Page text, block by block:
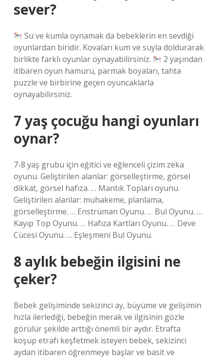
sever?
Su ve kumla oynamak da bebeklerin en sevdiği
oyunlardan biridir. Kovaları kum ve suyla doldurarak
birlikte farklı oyunlar oynayabilirsiniz.
2 yaşından
itibaren oyun hamuru, parmak boyaları, tahta
puzzle ve birbirine geçen oyuncaklarla
oynayabilirsiniz.
7 yaş çocuğu hangi oyunları
oynar?
7-8 yaş grubu için eğitici ve eğlenceli çizim zeka
oyunu. Geliştirilen alanlar: görselleştirme, görsel
dikkat, görsel hafıza. … Mantık Topları oyunu.
Geliştirilen alanlar: muhakeme, planlama,
görselleştirme. … Enstrüman Oyunu. … Bul Oyunu. …
Kayıp Top Oyunu. … Hafıza Kartları Oyunu. … Deve
Cücesi Oyunu. … Eşleşmeni Bul Oyunu.
8 aylık bebeğin ilgisini ne
çeker?
Bebek gelişiminde sekizinci ay, büyüme ve gelişimin
hızla ilerlediği, bebeğin merak ve ilgisinin gözle
görülür şekilde arttığı önemli bir aydır. Etrafta
koşup etrafı keşfetmek isteyen bebek, sekizinci
aydan itibaren öğrenmeye başlar ve basit ve